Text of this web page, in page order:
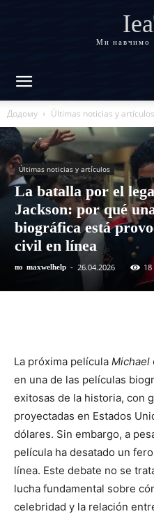
Ми навчимо
Додому Últimas noticias y artículos
Últimas noticias y artículos
La batalla por el
Jackson: por qué
biográfica está
civil en línea
по maxwelhelp - 26.04.2026 18
La próxima película Michael
en una de las películas
exitosas de la historia, con
proyectadas en Estados
dólares. Sin embargo, a
película ha desatado un
línea. Este debate no se
lucha fundamental sobre
celebridad y la relación